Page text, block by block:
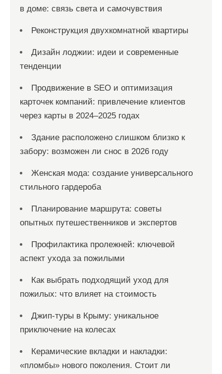
в доме: связь света и самочувствия
Реконструкция двухкомнатной квартиры
Дизайн лоджии: идеи и современные
тенденции
Продвижение в SEO и оптимизация
карточек компаний: привлечение клиентов
через карты в 2024–2025 годах
Здание расположено слишком близко к
забору: возможен ли снос в 2026 году
Женская мода: создание универсального
стильного гардероба
Планирование маршрута: советы
опытных путешественников и экспертов
Профилактика пролежней: ключевой
аспект ухода за пожилыми
Как выбрать подходящий уход для
пожилых: что влияет на стоимость
Джип-туры в Крыму: уникальное
приключение на колесах
Керамические вкладки и накладки:
«пломбы» нового поколения. Стоит ли